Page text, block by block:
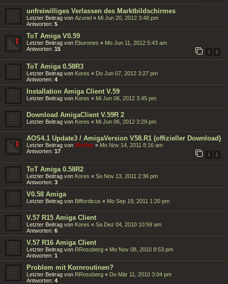
unfreiwilliges Verlassen des Marktbildschirmes
Letzter Beitrag von Azuriel « Mi Jun 20, 2012 3:48 pm
Antworten: 5
ToT Amiga V0.59
Letzter Beitrag von Eburones « Mo Jun 11, 2012 5:43 am
Antworten: 15
1 2
ToT Amiga 0.58R3
Letzter Beitrag von Kores « Do Jun 07, 2012 3:27 pm
Antworten: 4
Installation Amiga Client V.59
Letzter Beitrag von Kores « Mi Jun 06, 2012 3:45 pm
Download AmigaClient V.59R 2
Letzter Beitrag von Kores « Mi Jun 06, 2012 3:29 pm
AOS4.1 Update3 / AmigaVersion V58.R1 (offizieller Download)
Letzter Beitrag von Wolfen « Mo Nov 14, 2011 8:16 am
Antworten: 17
1 2
ToT Amiga 0.58R2
Letzter Beitrag von Kores « So Nov 13, 2011 2:36 pm
Antworten: 3
V0.58 Amiga
Letzter Beitrag von Biffordicus « Mo Sep 19, 2011 1:20 pm
V.57 R15 Amiga Client
Letzter Beitrag von Kores « Sa Dez 04, 2010 10:59 am
Antworten: 6
V.57 R16 Amiga Client
Letzter Beitrag von RRossberg « Mo Nov 08, 2010 8:53 pm
Antworten: 1
Problem mit Kornroutinen?
Letzter Beitrag von RRossberg « Do Mär 11, 2010 3:04 pm
Antworten: 4